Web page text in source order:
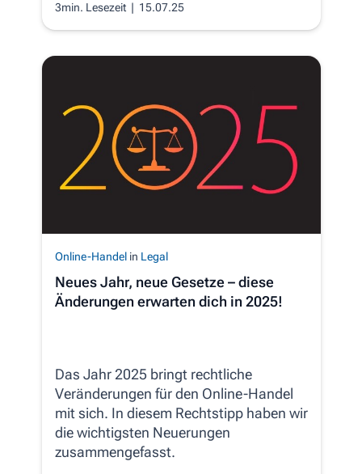
3min. Lesezeit | 15.07.25
Online-Handel in Legal
Neues Jahr, neue Gesetze – diese
Änderungen erwarten dich in 2025!
Das Jahr 2025 bringt rechtliche
Veränderungen für den Online-Handel
mit sich. In diesem Rechtstipp haben wir
die wichtigsten Neuerungen
zusammengefasst.